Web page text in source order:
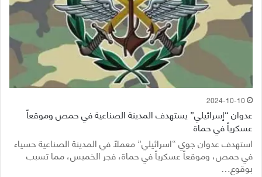
2024-10-10
عدوان “إسرائيلي” يستهدف المدينة الصناعية في حمص وموقعاً
عسكرياً في حماة
استهدف عدوان جوي “اسرائيلي” معملاً في المدينة الصناعية حسياء
في حمص، وموقعاً عسكرياً في حماة، فجر الخميس، مما تسبب
بوقوع…